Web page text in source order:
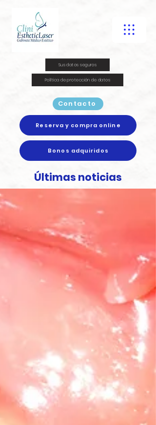
Contacto
Sus datos seguros
Política de protección de datos
Reserva y compra online
Bonos adquiridos
Últimas noticias